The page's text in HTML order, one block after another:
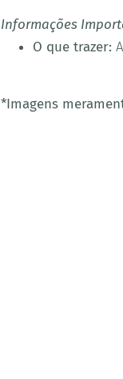
Informações
O que trazer:
*Imagens